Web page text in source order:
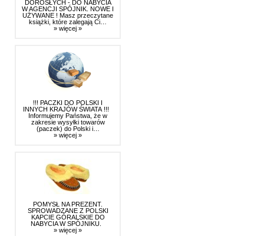
DOROSŁYCH - DO NABYCIA
W AGENCJI SPÓJNIK. NOWE I
UŻYWANE ! Masz przeczytane
książki, które zalegają Ci…
» więcej »
!!! PACZKI DO POLSKI I
INNYCH KRAJÓW ŚWIATA !!!
Informujemy Państwa, że w
zakresie wysyłki towarów
(paczek) do Polski i…
» więcej »
POMYSŁ NA PREZENT.
SPROWADZANE Z POLSKI
KAPCIE GÓRALSKIE DO
NABYCIA W SPÓJNIKU.
» więcej »